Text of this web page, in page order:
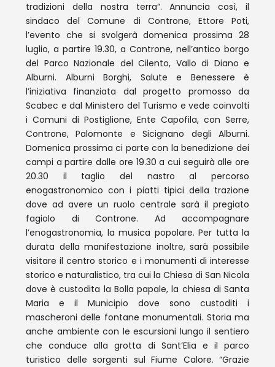
tradizioni della nostra terra”. Annuncia così, il
sindaco del Comune di Controne, Ettore Poti,
l’evento che si svolgerà domenica prossima 28
luglio, a partire 19.30, a Controne, nell’antico borgo
del Parco Nazionale del Cilento, Vallo di Diano e
Alburni. Alburni Borghi, Salute e Benessere è
l’iniziativa finanziata dal progetto promosso da
Scabec e dal Ministero del Turismo e vede coinvolti
i Comuni di Postiglione, Ente Capofila, con Serre,
Controne, Palomonte e Sicignano degli Alburni.
Domenica prossima ci parte con la benedizione dei
campi a partire dalle ore 19.30 a cui seguirà alle ore
20.30 il taglio del nastro al percorso
enogastronomico con i piatti tipici della trazione
dove ad avere un ruolo centrale sarà il pregiato
fagiolo di Controne. Ad accompagnare
l’enogastronomia, la musica popolare. Per tutta la
durata della manifestazione inoltre, sarà possibile
visitare il centro storico e i monumenti di interesse
storico e naturalistico, tra cui la Chiesa di San Nicola
dove è custodita la Bolla papale, la chiesa di Santa
Maria e il Municipio dove sono custoditi i
mascheroni delle fontane monumentali. Storia ma
anche ambiente con le escursioni lungo il sentiero
che conduce alla grotta di Sant’Elia e il parco
turistico delle sorgenti sul Fiume Calore. “Grazie